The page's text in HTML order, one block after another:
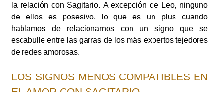
la relación con Sagitario. A excepción de Leo, ninguno
de ellos es posesivo, lo que es un plus cuando
hablamos de relacionarnos con un signo que se
escabulle entre las garras de los más expertos tejedores
de redes amorosas.
LOS SIGNOS MENOS COMPATIBLES EN